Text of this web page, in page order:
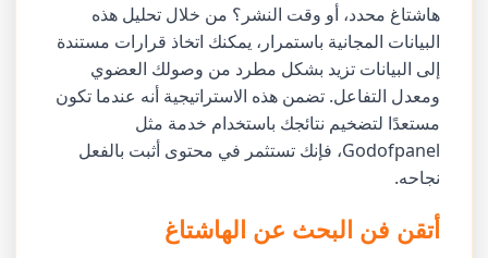
هاشتاغ محدد، أو وقت النشر؟ من خلال تحليل هذه
البيانات المجانية باستمرار، يمكنك اتخاذ قرارات مستندة
إلى البيانات تزيد بشكل مطرد من وصولك العضوي
ومعدل التفاعل. تضمن هذه الاستراتيجية أنه عندما تكون
مستعدًا لتضخيم نتائجك باستخدام خدمة مثل
Godofpanel، فإنك تستثمر في محتوى أثبت بالفعل
نجاحه.
أتقن فن البحث عن الهاشتاغ